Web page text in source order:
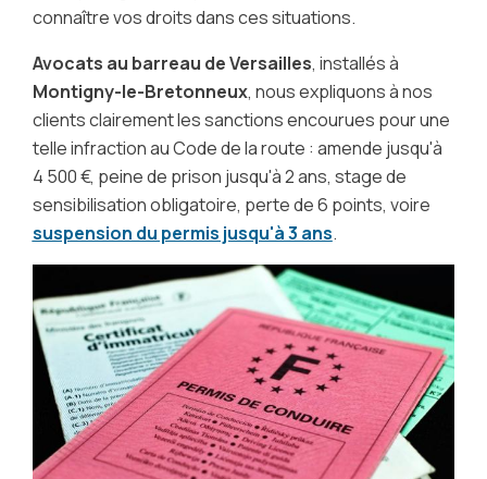
connaître vos droits dans ces situations.
Avocats au barreau de Versailles, installés à
Montigny-le-Bretonneux, nous expliquons à nos
clients clairement les sanctions encourues pour une
telle infraction au Code de la route : amende jusqu'à
4 500 €, peine de prison jusqu'à 2 ans, stage de
sensibilisation obligatoire, perte de 6 points, voire
suspension du permis jusqu'à 3 ans.